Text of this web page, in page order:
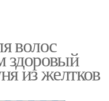
волос
здоровый
из желтков